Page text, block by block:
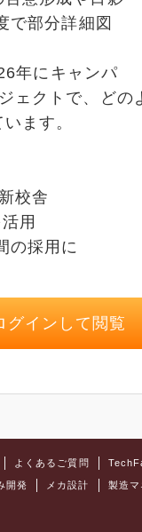
で部分詳細図
年にキャンパ
ェクトで、どの
ます。
校舎
用
の採用に
グインして閲覧
よくあるご質問
開発 メカ設計 製造マ